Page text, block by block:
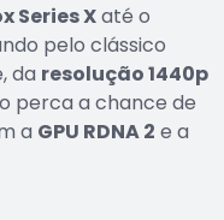
Series Xaté o
pelo clássico
da resolução 1440p
perca a chance de
a GPU RDNA 2 e a